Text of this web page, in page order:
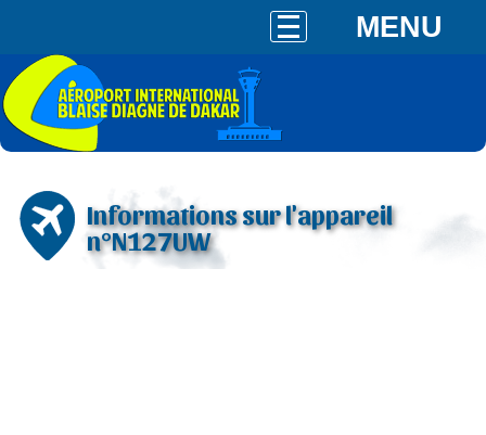
MENU
Informations sur l'appareil
n°N127UW